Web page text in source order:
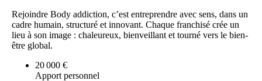
Rejoindre Body addiction, c’est entreprendre avec sens, dans un
cadre humain, structuré et innovant. Chaque franchisé crée un
lieu à son image : chaleureux, bienveillant et tourné vers le bien-
être global.
20 000 €
Apport personnel